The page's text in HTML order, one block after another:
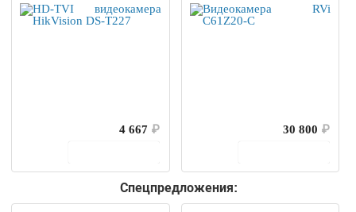
4 667 ₽
30 800 ₽
Спецпредложения: